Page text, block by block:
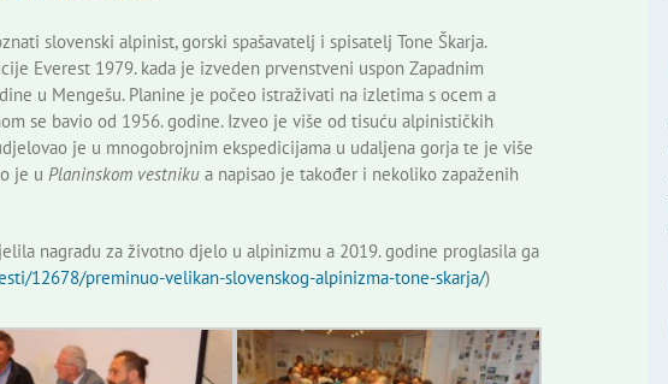
slovenski alpinist, gorski spašavatelj i spisatelj Tone Škarja.
Everest 1979. kada je izveden prvenstveni uspon Zapadnim
u Mengešu. Planine je počeo istraživati na izletima s ocem a
se bavio od 1956. godine. Izveo je više od tisuću alpinističkih
je u mnogobrojnim ekspedicijama u udaljena gorja te je više
je u Planinskom vestniku a napisao je također i nekoliko zapaženih
nagradu za životno djelo u alpinizmu a 2019. godine proglasila ga
12678/preminuo-velikan-slovenskog-alpinizma-tone-skarja/)